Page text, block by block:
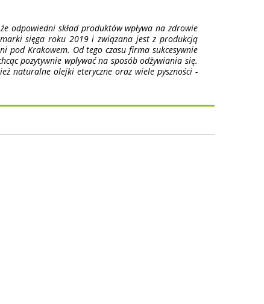
odpowiedni skład produktów wpływa na zdrowie
sięga roku 2019 i związana jest z produkcją
pod Krakowem. Od tego czasu firma sukcesywnie
pozytywnie wpływać na sposób odżywiania się.
naturalne olejki eteryczne oraz wiele pyszności -